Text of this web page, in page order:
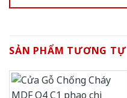
SẢN PHẨM TƯƠNG TỰ